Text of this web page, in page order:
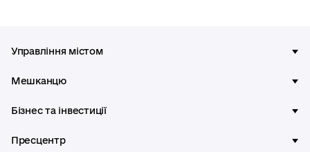
Управління містом
Мешканцю
Бізнес та інвестиції
Пресцентр